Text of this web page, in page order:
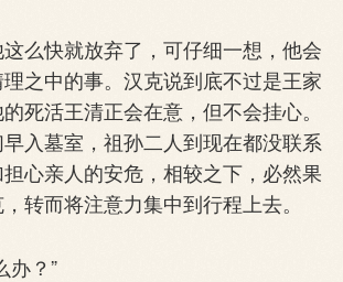
快就放弃了，可仔细一想，他会
之中的事。汉克说到底不过是王家
死活王清正会在意，但不会挂心。
入墓室，祖孙二人到现在都没联系
担心亲人的安危，相较之下，必然果
转而将注意力集中到行程上去。
？”